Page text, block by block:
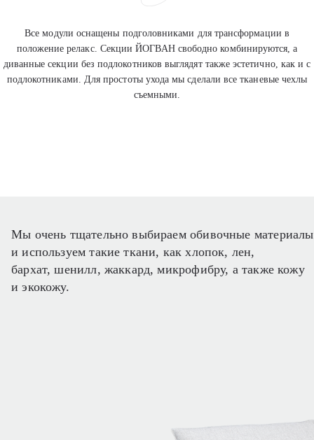
Все модули оснащены подголовниками для трансформации в
положение релакс. Секции ЙОГВАН свободно комбинируются, а
диванные секции без подлокотников выглядят также эстетично, как и с
подлокотниками. Для простоты ухода мы сделали все тканевые чехлы
съемными.
Мы очень тщательно выбираем обивочные материалы
и используем такие ткани, как хлопок, лен,
бархат, шенилл, жаккард, микрофибру, а также кожу
и экокожу.